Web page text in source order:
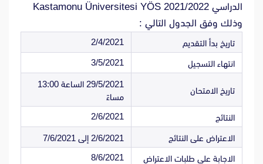
الدراسي 2021/2022 Kastamonu Üniversitesi YÖS
وذلك وفق الجدول التالي :
تاريخ بدأ التقديم 2/4/2021
انتهاء التسجيل 3/5/2021
تاريخ الامتحان
29/5/2021 الساعة 13:00
مساءً
النتائج 2/6/2021
الاعتراض على النتائج 2/6/2021 إلى 7/6/2021
الاجابة على طلبات الاعتراض 8/6/2021